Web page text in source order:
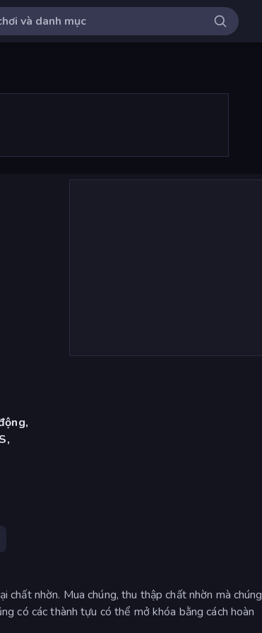
nhờn. Mua chúng, thu thập chất nhờn mà chúng
có các thành tựu có thể mở khóa bằng cách hoàn